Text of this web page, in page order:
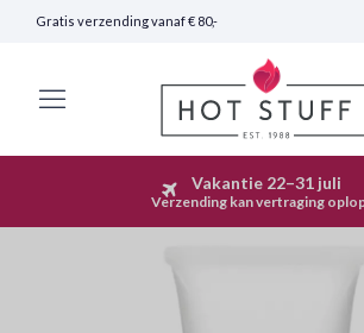
Gratis verzending vanaf € 80,-
Snelle Verzending (24
Vakantie 22–31 juli
Verzending kan vertraging